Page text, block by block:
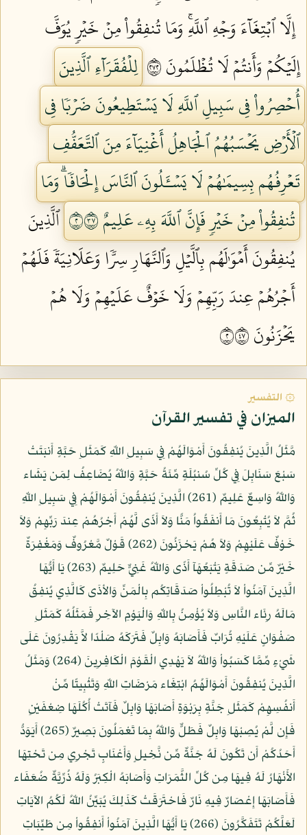
إِلَّا ٱبۡتِغَآءَ وَجۡهِ ٱللَّهِۚ وَمَا تُنفِقُواْ مِنۡ خَيۡرٖ يُوَفَّ
إِلَيۡكُمۡ وَأَنتُمۡ لَا تُظۡلَمُونَ ٢٧٢
لِلۡفُقَرَآءِ ٱلَّذِينَ
أُحۡصِرُواْ فِي سَبِيلِ ٱللَّهِ لَا يَسۡتَطِيعُونَ ضَرۡبٗا فِي
ٱلۡأَرۡضِ يَحۡسَبُهُمُ ٱلۡجَاهِلُ أَغۡنِيَآءَ مِنَ ٱلتَّعَفُّفِ
تَعۡرِفُهُم بِسِيمَٰهُمۡ لَا يَسۡـَٔلُونَ ٱلنَّاسَ إِلۡحَافٗاۗ وَمَا
تُنفِقُواْ مِنۡ خَيۡرٖ فَإِنَّ ٱللَّهَ بِهِۦ عَلِيمٌ ٢٧٣
ٱلَّذِينَ
يُنفِقُونَ أَمۡوَٰلَهُم بِٱلَّيۡلِ وَٱلنَّهَارِ سِرّٗا وَعَلَانِيَةٗ فَلَهُمۡ
أَجۡرُهُمۡ عِندَ رَبِّهِمۡ وَلَا خَوۡفٌ عَلَيۡهِمۡ وَلَا هُمۡ
يَحۡزَنُونَ ٢٧٤
۞ التفسير
الميزان في تفسير القرآن
مَّثَلُ الَّذِينَ يُنفِقُونَ أَمْوَالَهُمْ فِي سَبِيلِ اللّهِ كَمَثَلِ حَبَّةٍ أَنبَتَتْ
سَبْعَ سَنَابِلَ فِي كُلِّ سُنبُلَةٍ مِّئَةُ حَبَّةٍ وَاللّهُ يُضَاعِفُ لِمَن يَشَاء
وَاللّهُ وَاسِعٌ عَلِيمٌ (261) الَّذِينَ يُنفِقُونَ أَمْوَالَهُمْ فِي سَبِيلِ اللّهِ
ثُمَّ لاَ يُتْبِعُونَ مَا أَنفَقُواُ مَنًّا وَلاَ أَذًى لَّهُمْ أَجْرُهُمْ عِندَ رَبِّهِمْ وَلاَ
خَوْفٌ عَلَيْهِمْ وَلاَ هُمْ يَحْزَنُونَ (262) قَوْلٌ مَّعْرُوفٌ وَمَغْفِرَةٌ
خَيْرٌ مِّن صَدَقَةٍ يَتْبَعُهَآ أَذًى وَاللّهُ غَنِيٌّ حَلِيمٌ (263) يَا أَيُّهَا
الَّذِينَ آمَنُواْ لاَ تُبْطِلُواْ صَدَقَاتِكُم بِالْمَنِّ وَالأذَى كَالَّذِي يُنفِقُ
مَالَهُ رِئَاء النَّاسِ وَلاَ يُؤْمِنُ بِاللّهِ وَالْيَوْمِ الآخِرِ فَمَثَلُهُ كَمَثَلِ
صَفْوَانٍ عَلَيْهِ تُرَابٌ فَأَصَابَهُ وَابِلٌ فَتَرَكَهُ صَلْدًا لاَّ يَقْدِرُونَ عَلَى
شَيْءٍ مِّمَّا كَسَبُواْ وَاللّهُ لاَ يَهْدِي الْقَوْمَ الْكَافِرِينَ (264) وَمَثَلُ
الَّذِينَ يُنفِقُونَ أَمْوَالَهُمُ ابْتِغَاء مَرْضَاتِ اللّهِ وَتَثْبِيتًا مِّنْ
أَنفُسِهِمْ كَمَثَلِ جَنَّةٍ بِرَبْوَةٍ أَصَابَهَا وَابِلٌ فَآتَتْ أُكُلَهَا ضِعْفَيْنِ
فَإِن لَّمْ يُصِبْهَا وَابِلٌ فَطَلٌّ وَاللّهُ بِمَا تَعْمَلُونَ بَصِيرٌ (265) أَيَوَدُّ
أَحَدُكُمْ أَن تَكُونَ لَهُ جَنَّةٌ مِّن نَّخِيلٍ وَأَعْنَابٍ تَجْرِي مِن تَحْتِهَا
الأَنْهَارُ لَهُ فِيهَا مِن كُلِّ الثَّمَرَاتِ وَأَصَابَهُ الْكِبَرُ وَلَهُ ذُرِّيَّةٌ ضُعَفَاء
فَأَصَابَهَا إِعْصَارٌ فِيهِ نَارٌ فَاحْتَرَقَتْ كَذَلِكَ يُبَيِّنُ اللّهُ لَكُمُ الآيَاتِ
لَعَلَّكُمْ تَتَفَكَّرُونَ (266) يَا أَيُّهَا الَّذِينَ آمَنُواْ أَنفِقُواْ مِن طَيِّبَاتِ